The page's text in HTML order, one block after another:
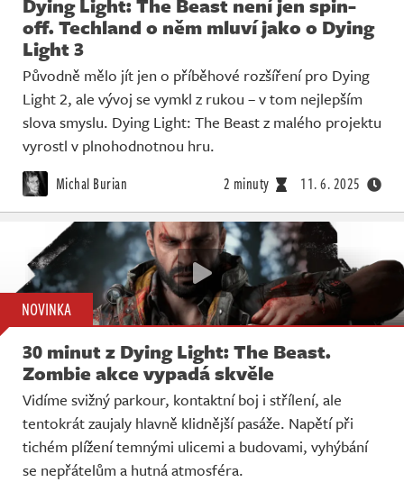
off. Techland o něm mluví jako o Dying
Light 3
Původně mělo jít jen o příběhové rozšíření pro Dying
Light 2, ale vývoj se vymkl z rukou – v tom nejlepším
slova smyslu. Dying Light: The Beast z malého projektu
vyrostl v plnohodnotnou hru.
Michal Burian 2 minuty 11. 6. 2025
NOVINKA
30 minut z Dying Light: The Beast.
Zombie akce vypadá skvěle
Vidíme svižný parkour, kontaktní boj i střílení, ale
tentokrát zaujaly hlavně klidnější pasáže. Napětí při
tichém plížení temnými ulicemi a budovami, vyhýbání
se nepřátelům a hutná atmosféra.